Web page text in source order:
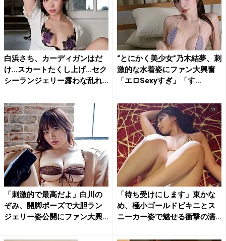
白浜さち、カーディガンはだ
け…スカートたくし上げ…セク
シーランジェリー露わな乱れ...
“とにかく美少女”乃木結夢、刺
激的な水着姿にファン大興奮
「エロSexyすぎ」「す...
「刺激的で最高だよ」白川の
ぞみ、開脚ポーズで大胆ラン
ジェリー姿公開にファン大興
「待ち受けにします」東かな
め、極小ゴールドビキニとス
ニーカー姿で魅せる衝撃の濡